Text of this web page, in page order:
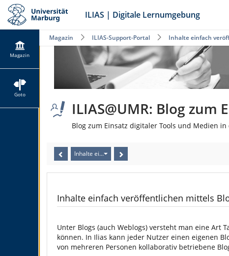
ILIAS | Digitale Lernumgebung
Magazin
Goto
Magazin ILIAS-Support-Portal Inhalte einfach
ILIAS@UMR: Blog
Blog zum Einsatz digitaler Tools und Medien in
Inhalte einfach veröffentlichen mittels Blog
Inhalte einfach veröffentlichen mittels
Unter Blogs (auch Weblogs) versteht man eine Art
können. In Ilias kann jeder Nutzer einen eigenen
von mehreren Personen kollaborativ betriebene